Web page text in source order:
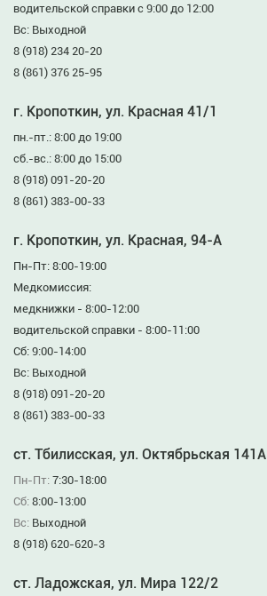
водительской справки с 9:00 до 12:00
Вс: Выходной
8 (918) 234 20-20
8 (861) 376 25-95
г. Кропоткин, ул. Красная 41/1
пн.-пт.: 8:00 до 19:00
сб.-вс.: 8:00 до 15:00
8 (918) 091-20-20
8 (861) 383-00-33
г. Кропоткин, ул. Красная, 94-А
Пн-Пт: 8:00-19:00
Медкомиссия:
медкнижки - 8:00-12:00
водительской справки - 8:00-11:00
Сб: 9:00-14:00
Вс: Выходной
8 (918) 091-20-20
8 (861) 383-00-33
ст. Тбилисская, ул. Октябрьская 141А
Пн-Пт: 7:30-18:00
Сб: 8:00-13:00
Вс: Выходной
8 (918) 620-620-3
ст. Ладожская, ул. Мира 122/2